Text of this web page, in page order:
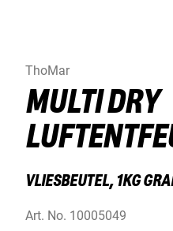
ThoMar
MULTI DRY
VLIESBEUTEL, 1KG
Art. No. 10005049